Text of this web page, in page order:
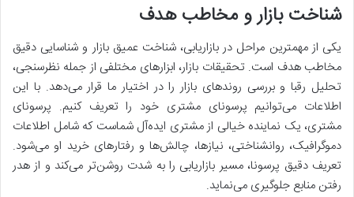
شناخت بازار و مخاطب هدف
یکی از مهمترین مراحل در بازاریابی، شناخت عمیق بازار و شناسایی دقیق
مخاطب هدف است. تحقیقات بازار، ابزارهای مختلفی از جمله نظرسنجی،
تحلیل رقبا و بررسی روندهای بازار را در اختیار ما قرار می‌دهد. با این
اطلاعات می‌توانیم پرسونای مشتری خود را تعریف کنیم. پرسونای
مشتری، یک نماینده خیالی از مشتری ایده‌آل شماست که شامل اطلاعات
دموگرافیک، روانشناختی، نیازها، چالش‌ها و رفتارهای خرید او می‌شود.
تعریف دقیق پرسونا، مسیر بازاریابی را به شدت روشن‌تر می‌کند و از هدر
رفتن منابع جلوگیری می‌نماید.